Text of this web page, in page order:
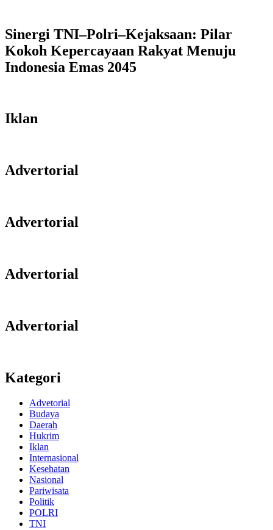
Sinergi TNI–Polri–Kejaksaan: Pilar
Kokoh Kepercayaan Rakyat Menuju
Indonesia Emas 2045
Iklan
Advertorial
Advertorial
Advertorial
Advertorial
Kategori
Advetorial
Budaya
Daerah
Hukrim
Iklan
Internasional
Kesehatan
Nasional
Pariwisata
Politik
POLRI
TNI